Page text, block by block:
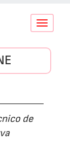
Conmutar
de